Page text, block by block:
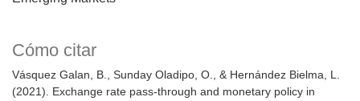
Cómo citar
Vásquez Galan, B., Sunday Oladipo, O., & Hernández Bielma, L.
(2021). Exchange rate pass-through and monetary policy in